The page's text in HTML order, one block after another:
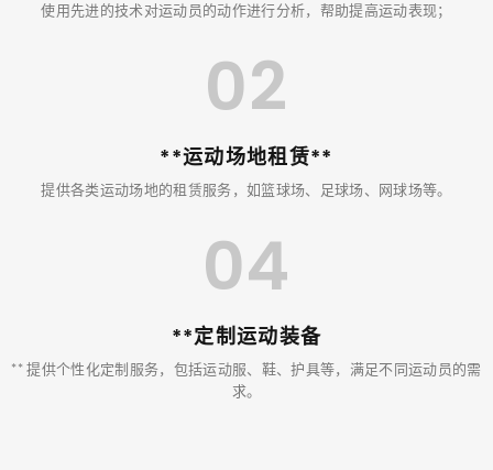
使用先进的技术对运动员的动作进行分析，帮助提高运动表现；
02
**运动场地租赁**
提供各类运动场地的租赁服务，如篮球场、足球场、网球场等。
04
**定制运动装备
** 提供个性化定制服务，包括运动服、鞋、护具等，满足不同运动员的需
求。